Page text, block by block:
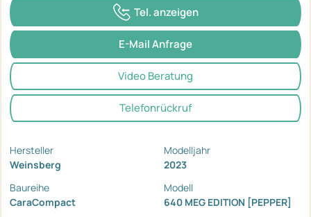
Tel. anzeigen
E-Mail Anfrage
Video Beratung
Telefonrückruf
Hersteller
Weinsberg
Modelljahr
2023
Baureihe
CaraCompact
Modell
640 MEG EDITION [PEPPER]